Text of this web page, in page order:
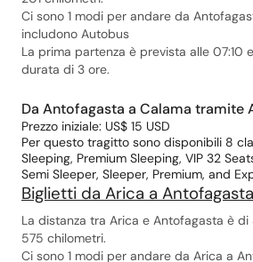
Ci sono 1 modi per andare da
includono Autobus
La prima partenza è prevista alle 07:10
durata di 3 ore.
Da Antofagasta a Calama tramite
Prezzo iniziale: US$ 15 USD
Per questo tragitto sono disponibili 8
Sleeping, Premium Sleeping, VIP 32
Semi Sleeper, Sleeper, Premium, and
Biglietti da Arica a Antofagasta
La distanza tra Arica e Antofagasta è
575 chilometri.
Ci sono 1 modi per andare da Arica a